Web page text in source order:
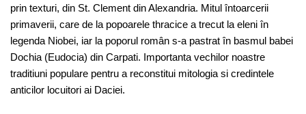
prin texturi, din St. Clement din Alexandria. Mitul întoarcerii
primaverii, care de la popoarele thracice a trecut la eleni în
legenda Niobei, iar la poporul român s-a pastrat în basmul babei
Dochia (Eudocia) din Carpati. Importanta vechilor noastre
traditiuni populare pentru a reconstitui mitologia si credintele
anticilor locuitori ai Daciei.